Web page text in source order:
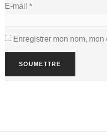
E-mail *
Enregistrer mon nom,